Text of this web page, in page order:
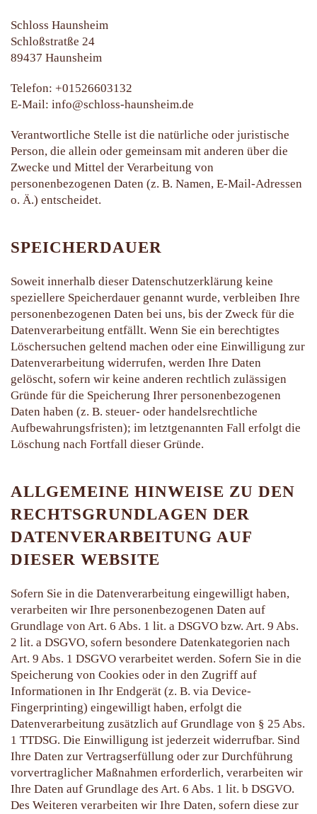
Schloss Haunsheim
Schloßstratße 24
89437 Haunsheim
Telefon: +01526603132
E-Mail: info@schloss-haunsheim.de
Verantwortliche Stelle ist die natürliche oder juristische
Person, die allein oder gemeinsam mit anderen über die
Zwecke und Mittel der Verarbeitung von
personenbezogenen Daten (z. B. Namen, E-Mail-Adressen
o. Ä.) entscheidet.
SPEICHERDAUER
Soweit innerhalb dieser Datenschutzerklärung keine
speziellere Speicherdauer genannt wurde, verbleiben Ihre
personenbezogenen Daten bei uns, bis der Zweck für die
Datenverarbeitung entfällt. Wenn Sie ein berechtigtes
Löschersuchen geltend machen oder eine Einwilligung zur
Datenverarbeitung widerrufen, werden Ihre Daten
gelöscht, sofern wir keine anderen rechtlich zulässigen
Gründe für die Speicherung Ihrer personenbezogenen
Daten haben (z. B. steuer- oder handelsrechtliche
Aufbewahrungsfristen); im letztgenannten Fall erfolgt die
Löschung nach Fortfall dieser Gründe.
ALLGEMEINE HINWEISE ZU DEN
RECHTSGRUNDLAGEN DER
DATENVERARBEITUNG AUF
DIESER WEBSITE
Sofern Sie in die Datenverarbeitung eingewilligt haben,
verarbeiten wir Ihre personenbezogenen Daten auf
Grundlage von Art. 6 Abs. 1 lit. a DSGVO bzw. Art. 9 Abs.
2 lit. a DSGVO, sofern besondere Datenkategorien nach
Art. 9 Abs. 1 DSGVO verarbeitet werden. Sofern Sie in die
Speicherung von Cookies oder in den Zugriff auf
Informationen in Ihr Endgerät (z. B. via Device-
Fingerprinting) eingewilligt haben, erfolgt die
Datenverarbeitung zusätzlich auf Grundlage von § 25 Abs.
1 TTDSG. Die Einwilligung ist jederzeit widerrufbar. Sind
Ihre Daten zur Vertragserfüllung oder zur Durchführung
vorvertraglicher Maßnahmen erforderlich, verarbeiten wir
Ihre Daten auf Grundlage des Art. 6 Abs. 1 lit. b DSGVO.
Des Weiteren verarbeiten wir Ihre Daten, sofern diese zur